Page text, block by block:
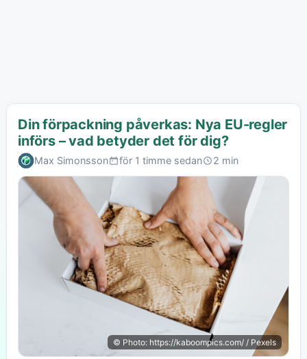
Din förpackning påverkas: Nya EU-regler
införs – vad betyder det för dig?
Max Simonsson för 1 timme sedan 2 min
© Photo: https://kaboompics.com/ / Pexels